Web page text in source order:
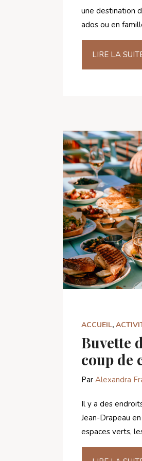
une destination
ados ou en
LIRE LA
ACCUEIL,
Buvette
coup de
Par Alexandra
Il y a des
Jean-Drapeau
espaces verts,